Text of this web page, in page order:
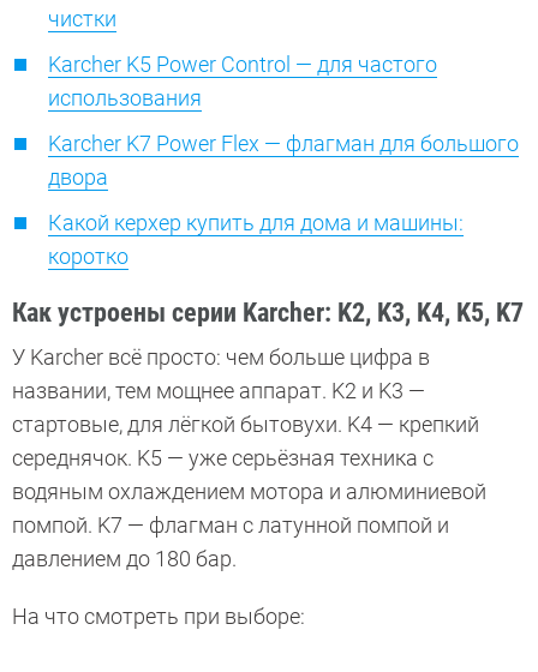
чистки
Karcher K5 Power Control — для частого
использования
Karcher K7 Power Flex — флагман для большого
двора
Какой керхер купить для дома и машины:
коротко
Как устроены серии Karcher: K2, K3, K4, K5, K7
У Karcher всё просто: чем больше цифра в
названии, тем мощнее аппарат. K2 и K3 —
стартовые, для лёгкой бытовухи. K4 — крепкий
середнячок. K5 — уже серьёзная техника с
водяным охлаждением мотора и алюминиевой
помпой. K7 — флагман с латунной помпой и
давлением до 180 бар.
На что смотреть при выборе: